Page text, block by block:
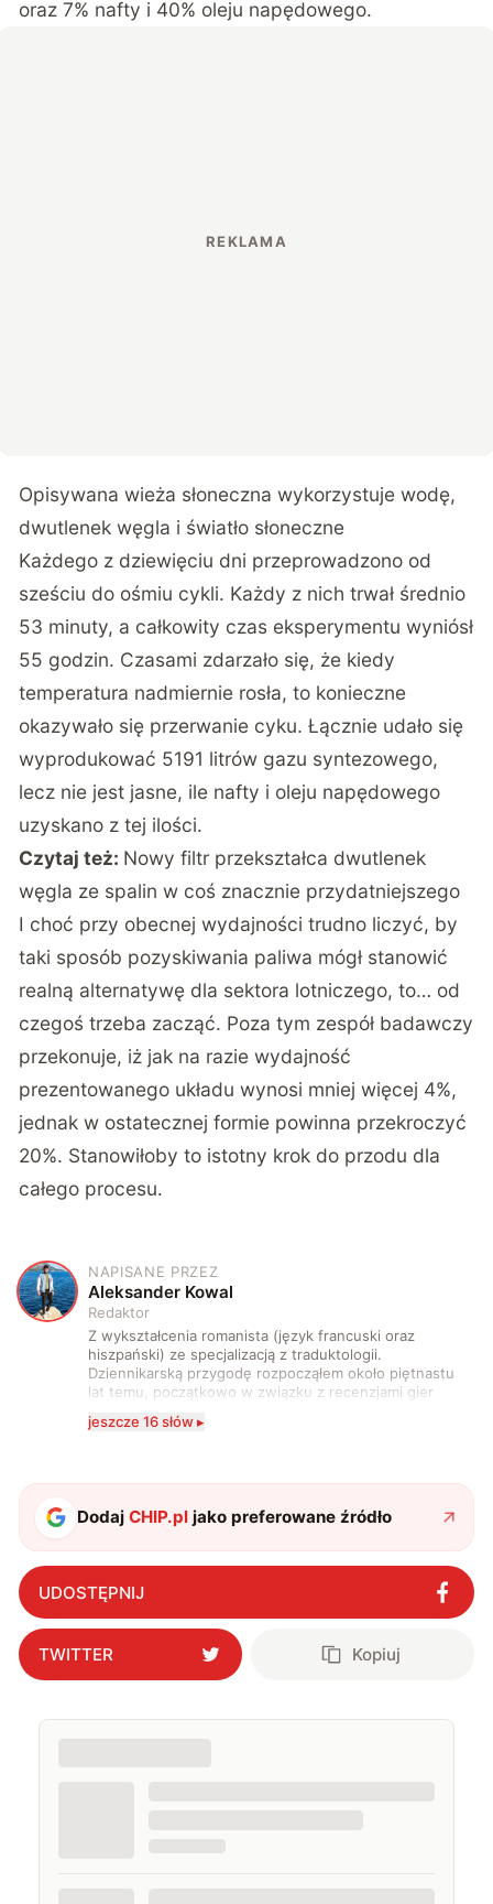
oraz 7% nafty i 40% oleju napędowego.
Opisywana wieża słoneczna wykorzystuje wodę,
dwutlenek węgla i światło słoneczne
Każdego z dziewięciu dni przeprowadzono od
sześciu do ośmiu cykli. Każdy z nich trwał średnio
53 minuty, a całkowity czas eksperymentu wyniósł
55 godzin. Czasami zdarzało się, że kiedy
temperatura nadmiernie rosła, to konieczne
okazywało się przerwanie cyku. Łącznie udało się
wyprodukować 5191 litrów gazu syntezowego,
lecz nie jest jasne, ile nafty i oleju napędowego
uzyskano z tej ilości.
Czytaj też: Nowy filtr przekształca dwutlenek
węgla ze spalin w coś znacznie przydatniejszego
I choć przy obecnej wydajności trudno liczyć, by
taki sposób pozyskiwania paliwa mógł stanowić
realną alternatywę dla sektora lotniczego, to… od
czegoś trzeba zacząć. Poza tym zespół badawczy
przekonuje, iż jak na razie wydajność
prezentowanego układu wynosi mniej więcej 4%,
jednak w ostatecznej formie powinna przekroczyć
20%. Stanowiłoby to istotny krok do przodu dla
całego procesu.
A
NAPISANE PRZEZ
Aleksander Kowal
Redaktor
Z wykształcenia romanista (język francuski oraz
hiszpański) ze specjalizacją z traduktologii.
Dziennikarską przygodę rozpocząłem około piętnastu
lat temu, początkowo w związku z recenzjami gier
komputerowych i filmów. Obecnie publikuję
zdecydowanie częściej na tematy związane z nauką
także uprawiać oraz oglądać sport.
jeszcze 16 słów ▸
DodajCHIP.pl jako preferowane źródło
UDOSTĘPNIJ
TWITTER Kopiuj